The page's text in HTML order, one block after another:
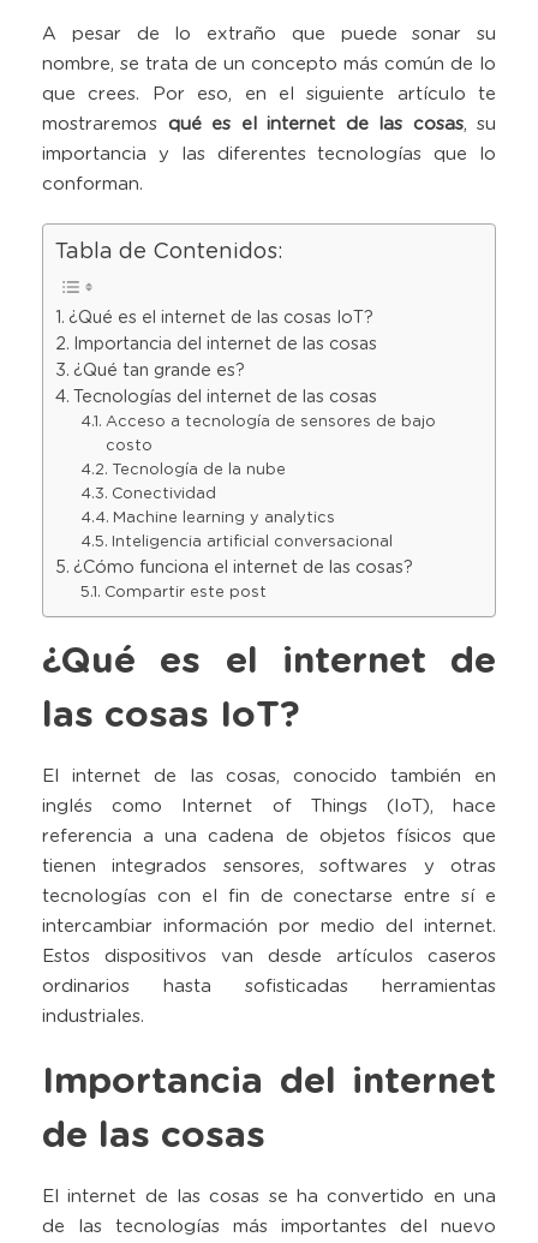
A pesar de lo extraño que puede sonar su
nombre, se trata de un concepto más común de lo
que crees. Por eso, en el siguiente artículo te
mostraremos qué es el internet de las cosas, su
importancia y las diferentes tecnologías que lo
conforman.
Tabla de Contenidos:
¿Qué es el internet de las cosas IoT?
Importancia del internet de las cosas
¿Qué tan grande es?
Tecnologías del internet de las cosas
Acceso a tecnología de sensores de bajo
costo
Tecnología de la nube
Conectividad
Machine learning y analytics
Inteligencia artificial conversacional
¿Cómo funciona el internet de las cosas?
Compartir este post
¿Qué es el internet de
las cosas IoT?
El internet de las cosas, conocido también en
inglés como Internet of Things (IoT), hace
referencia a una cadena de objetos físicos que
tienen integrados sensores, softwares y otras
tecnologías con el fin de conectarse entre sí e
intercambiar información por medio del internet.
Estos dispositivos van desde artículos caseros
ordinarios hasta sofisticadas herramientas
industriales.
Importancia del internet
de las cosas
El internet de las cosas se ha convertido en una
de las tecnologías más importantes del nuevo